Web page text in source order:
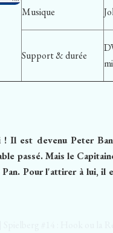
Musique
Support & durée
! Il est devenu Peter
passé. Mais le
Pour l'attirer à lui, il